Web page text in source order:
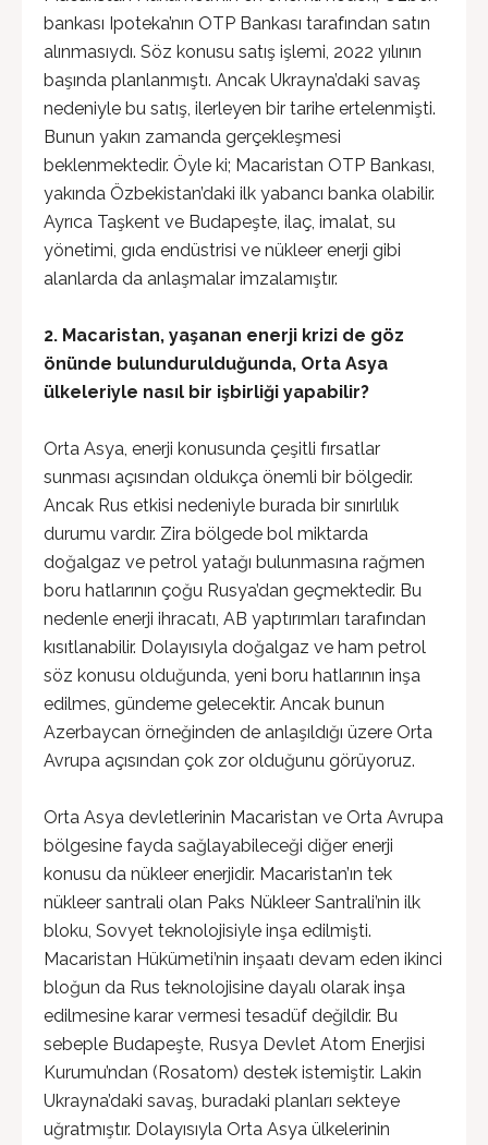
bankası Ipoteka’nın OTP Bankası tarafından satın
alınmasıydı. Söz konusu satış işlemi, 2022 yılının
başında planlanmıştı. Ancak Ukrayna’daki savaş
nedeniyle bu satış, ilerleyen bir tarihe ertelenmişti.
Bunun yakın zamanda gerçekleşmesi
beklenmektedir. Öyle ki; Macaristan OTP Bankası,
yakında Özbekistan’daki ilk yabancı banka olabilir.
Ayrıca Taşkent ve Budapeşte, ilaç, imalat, su
yönetimi, gıda endüstrisi ve nükleer enerji gibi
alanlarda da anlaşmalar imzalamıştır.
2. Macaristan, yaşanan enerji krizi de göz
önünde bulundurulduğunda, Orta Asya
ülkeleriyle nasıl bir işbirliği yapabilir?
Orta Asya, enerji konusunda çeşitli fırsatlar
sunması açısından oldukça önemli bir bölgedir.
Ancak Rus etkisi nedeniyle burada bir sınırlılık
durumu vardır. Zira bölgede bol miktarda
doğalgaz ve petrol yatağı bulunmasına rağmen
boru hatlarının çoğu Rusya’dan geçmektedir. Bu
nedenle enerji ihracatı, AB yaptırımları tarafından
kısıtlanabilir. Dolayısıyla doğalgaz ve ham petrol
söz konusu olduğunda, yeni boru hatlarının inşa
edilmes, gündeme gelecektir. Ancak bunun
Azerbaycan örneğinden de anlaşıldığı üzere Orta
Avrupa açısından çok zor olduğunu görüyoruz.
Orta Asya devletlerinin Macaristan ve Orta Avrupa
bölgesine fayda sağlayabileceği diğer enerji
konusu da nükleer enerjidir. Macaristan’ın tek
nükleer santrali olan Paks Nükleer Santrali’nin ilk
bloku, Sovyet teknolojisiyle inşa edilmişti.
Macaristan Hükümeti’nin inşaatı devam eden ikinci
bloğun da Rus teknolojisine dayalı olarak inşa
edilmesine karar vermesi tesadüf değildir. Bu
sebeple Budapeşte, Rusya Devlet Atom Enerjisi
Kurumu’ndan (Rosatom) destek istemiştir. Lakin
Ukrayna’daki savaş, buradaki planları sekteye
uğratmıştır. Dolayısıyla Orta Asya ülkelerinin